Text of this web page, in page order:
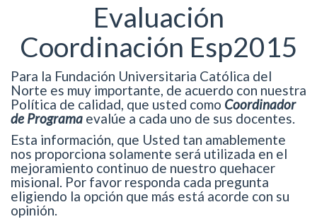
Evaluación
Coordinación Esp2015
Para la Fundación Universitaria Católica del
Norte es muy importante, de acuerdo con nuestra
Política de calidad, que usted como Coordinador
de Programa evalúe a cada uno de sus docentes.
Esta información, que Usted tan amablemente
nos proporciona solamente será utilizada en el
mejoramiento continuo de nuestro quehacer
misional. Por favor responda cada pregunta
eligiendo la opción que más está acorde con su
opinión.